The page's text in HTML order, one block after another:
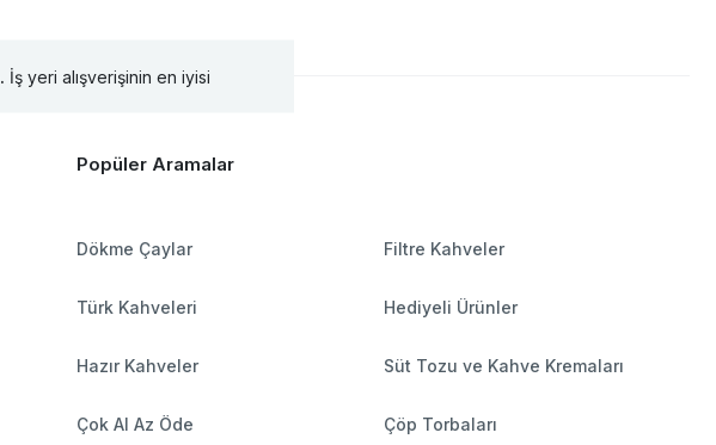
İş yeri alışverişinin en iyisi
Popüler Aramalar
Dökme Çaylar Filtre Kahveler
Türk Kahveleri Hediyeli Ürünler
Hazır Kahveler Süt Tozu ve Kahve Kremaları
Çok Al Az Öde Çöp Torbaları